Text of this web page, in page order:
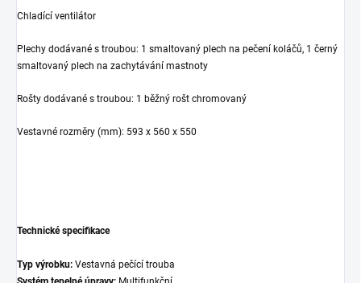
Chladící ventilátor
Plechy dodávané s troubou: 1 smaltovaný plech na pečení koláčů, 1 černý
smaltovaný plech na zachytávání mastnoty
Rošty dodávané s troubou: 1 běžný rošt chromovaný
Vestavné rozměry (mm): 593 x 560 x 550
Technické specifikace
Typ výrobku: Vestavná pečící trouba